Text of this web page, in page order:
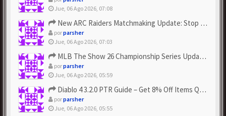
Jue, 06 Ago 2026, 07:08
New ARC Raiders Matchmaking Update: Stop Failed - Grab Bluep...
porparsher
Jue, 06 Ago 2026, 07:03
MLB The Show 26 Championship Series Update! Get Cheap & ...
porparsher
Jue, 06 Ago 2026, 05:59
Diablo 4 3.2.0 PTR Guide – Get 8% Off Items Quickly to Test ...
porparsher
Jue, 06 Ago 2026, 05:55